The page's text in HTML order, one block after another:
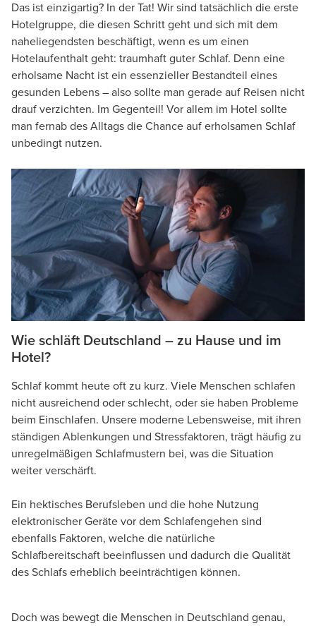
Das ist einzigartig? In der Tat! Wir sind tatsächlich die erste
Hotelgruppe, die diesen Schritt geht und sich mit dem
naheliegendsten beschäftigt, wenn es um einen
Hotelaufenthalt geht: traumhaft guter Schlaf. Denn eine
erholsame Nacht ist ein essenzieller Bestandteil eines
gesunden Lebens – also sollte man gerade auf Reisen nicht
drauf verzichten. Im Gegenteil! Vor allem im Hotel sollte
man fernab des Alltags die Chance auf erholsamen Schlaf
unbedingt nutzen.
Wie schläft Deutschland – zu Hause und im
Hotel?
Schlaf kommt heute oft zu kurz. Viele Menschen schlafen
nicht ausreichend oder schlecht, oder sie haben Probleme
beim Einschlafen. Unsere moderne Lebensweise, mit ihren
ständigen Ablenkungen und Stressfaktoren, trägt häufig zu
unregelmäßigen Schlafmustern bei, was die Situation
weiter verschärft.
Ein hektisches Berufsleben und die hohe Nutzung
elektronischer Geräte vor dem Schlafengehen sind
ebenfalls Faktoren, welche die natürliche
Schlafbereitschaft beeinflussen und dadurch die Qualität
des Schlafs erheblich beeinträchtigen können.
Doch was bewegt die Menschen in Deutschland genau,